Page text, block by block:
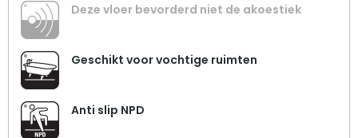
Deze vloer bevorderd niet de akoestiek
Geschikt voor vochtige ruimten
Anti slip NPD